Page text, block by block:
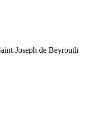
Joseph de Beyrouth